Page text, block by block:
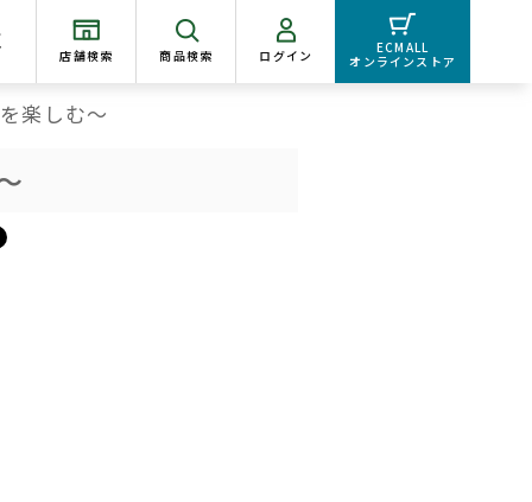
店舗検索 商品検索 ログイン
ECMALL
オンラインストア
楽しむ～